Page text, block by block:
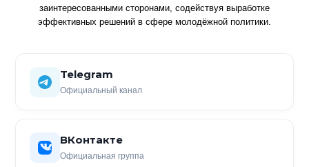
заинтересованными сторонами, содействуя выработке
эффективных решений в сфере молодёжной политики.
Telegram
Официальный канал
ВКонтакте
Официальная группа